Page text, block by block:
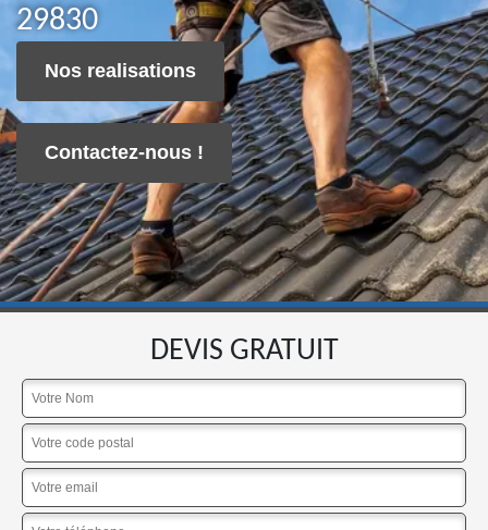
29830
Nos realisations
Contactez-nous !
DEVIS GRATUIT